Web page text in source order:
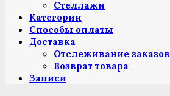
Стеллажи
Категории
Способы оплаты
Доставка
Отслеживание заказов
Возврат товара
Записи